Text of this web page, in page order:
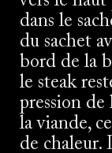
dans le
du sachet
bord de la
le steak
pression de
la viande,
de chaleur.